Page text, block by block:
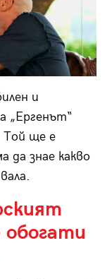
и
„Ергенът“
Той ще е
да знае какво
обогати